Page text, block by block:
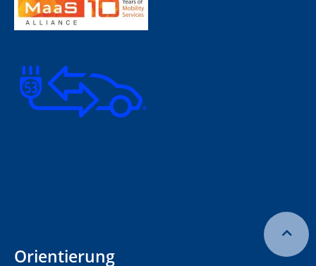
Orientierung